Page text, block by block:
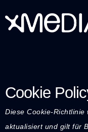
Cookie
Diese Cookie-
aktualisiert und gilt für